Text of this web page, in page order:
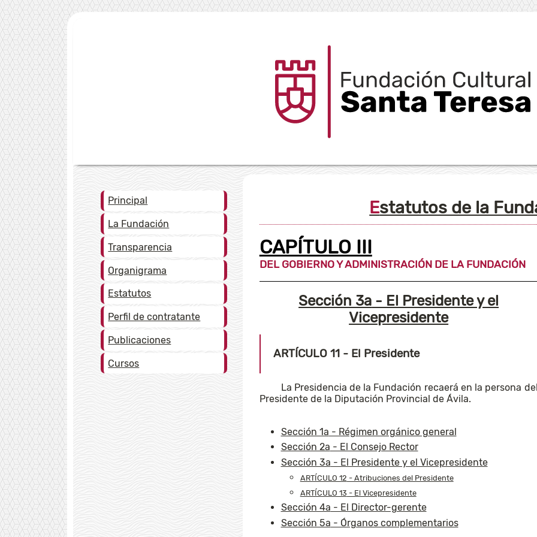
Principal
La Fundación
Transparencia
Organigrama
Estatutos
Perfil de contratante
Publicaciones
Cursos
Estatutos de la
CAPÍTULO III
DEL GOBIERNO Y ADMINISTRACIÓN DE LA FUNDACIÓN
Sección 3a - El Presidente y el
Vicepresidente
ARTÍCULO 11 - El Presidente
La Presidencia de la Fundación recaerá en la persona
Presidente de la Diputación Provincial de Ávila.
Sección 1a - Régimen orgánico general
Sección 2a - El Consejo Rector
Sección 3a - El Presidente y el Vicepresidente
ARTÍCULO 12 - Atribuciones del Presidente
ARTÍCULO 13 - El Vicepresidente
Sección 4a - El Director-gerente
Sección 5a - Órganos complementarios